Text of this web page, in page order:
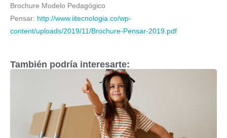
Brochure Modelo Pedagógico
Pensar: http://www.iitecnologia.co/wp-
content/uploads/2019/11/Brochure-Pensar-2019.pdf
También podría interesarte: